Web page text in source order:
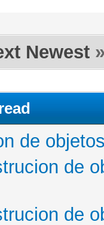
Newest
de
de
de